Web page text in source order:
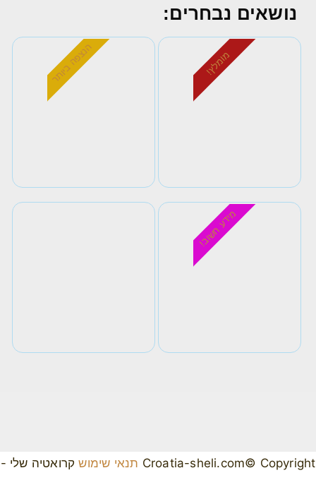
נושאים נבחרים:
מומלץ! הנצפה ביותר
מידע חשוב!
Croatia-sheli.com© Copyright תנאי שימוש קרואטיה שלי -